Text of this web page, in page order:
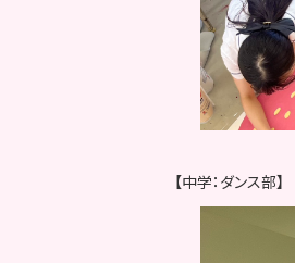
【中学：ダンス部】